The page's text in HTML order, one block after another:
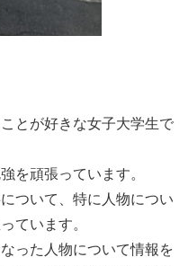
とが好きな女子大学生で
を頑張っています。
ついて、特に人物につい
ています。
った人物について情報を